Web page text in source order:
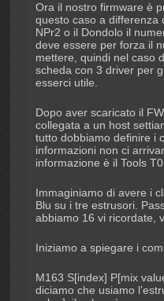
Ora il nostro firmware è
questo caso a differenza
NPr2 o il Dondolo il
deve essere per forza il
mettere, quindi nel caso
scheda con 3 driver per
esserci utile.
Dopo aver scaricato il
collegata a un host
tutto dobbiamo definire i
informazioni non ci
informazione è il Tools
Immaginiamo di avere i
Blu su i tre estrusori.
abbiamo 16 vi ricordate,
Iniziamo a spiegare i
M163 S[index] P[mix
diciamo che usiamo